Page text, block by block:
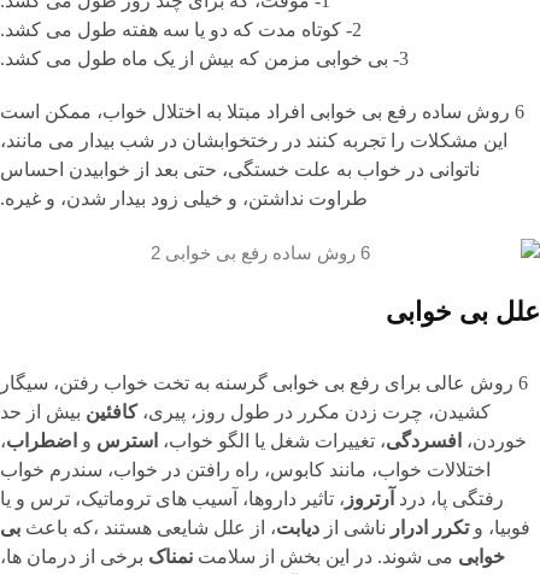
2- کوتاه مدت که دو یا سه هفته طول می کشد.
3- بی خوابی مزمن که بیش از یک ماه طول می کشد.
6 روش ساده رفع بی خوابی افراد مبتلا به اختلال خواب، ممکن است
این مشکلات را تجربه کنند در رختخوابشان در شب بیدار می مانند،
ناتوانی در خواب به علت خستگی، حتی بعد از خوابیدن احساس
طراوت نداشتن، و خیلی زود بیدار شدن، و غیره.
علل بی خوابی
6 روش عالی برای رفع بی خوابی گرسنه به تخت خواب رفتن، سیگار
کشیدن، چرت زدن مکرر در طول روز، پیری،کافئین بیش از حد
خوردن، افسردگی، تغییرات شغل یا الگو خواب، استرس و اضطراب،
اختلالات خواب، مانند کابوس، راه رافتن در خواب، سندرم خواب
رفتگی پا، درد آرتروز ، تاثیر داروها، آسیب های تروماتیک، ترس و یا
فوبیا، وتکرر ادرار ناشی از دیابت، از علل شایعی هستند ،که باعث بی
خوابی می شوند. در این بخش از سلامت نمناک برخی از درمان ها،